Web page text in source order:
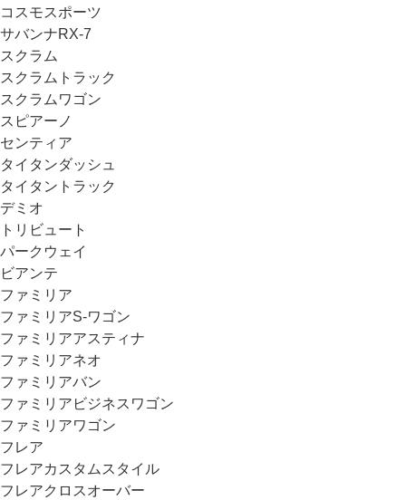
コスモスポーツ
サバンナRX-7
スクラム
スクラムトラック
スクラムワゴン
スピアーノ
センティア
タイタンダッシュ
タイタントラック
デミオ
トリビュート
パークウェイ
ビアンテ
ファミリア
ファミリアS-ワゴン
ファミリアアスティナ
ファミリアネオ
ファミリアバン
ファミリアビジネスワゴン
ファミリアワゴン
フレア
フレアカスタムスタイル
フレアクロスオーバー